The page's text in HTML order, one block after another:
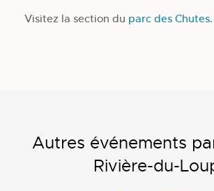
Visitez la section du parc des Chutes.
Autres événements
Rivière-du-